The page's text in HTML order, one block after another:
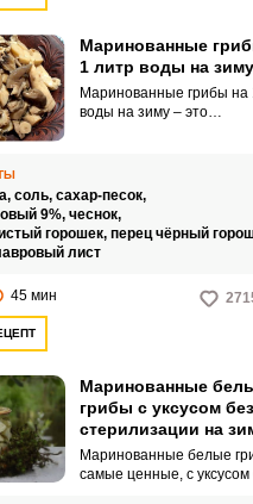
Маринованные
1 литр воды на зиму
Маринованные грибы на
воды на зиму – это
рецептом вы заметно
кулинарный процесс, а
грибы выйдут
хрустящими, сочными и
соль, сахар-песок,
9%, чеснок,
горошек, перец чёрный
лист
45 мин
Маринованные
грибы с уксусом без
стерилизации на
Маринованные белые
самые ценные, с уксусом
САЙТ РЕГИСТРАЦИЯ
социальных сетей:
или